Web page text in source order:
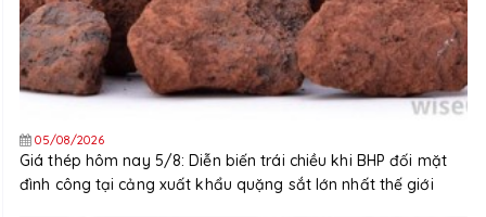
05/08/2026
Giá thép hôm nay 5/8: Diễn biến trái chiều khi BHP đối mặt
đình công tại cảng xuất khẩu quặng sắt lớn nhất thế giới